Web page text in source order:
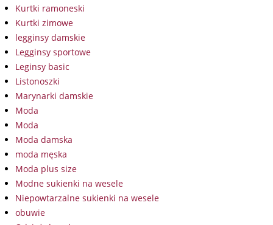
Kurtki ramoneski
Kurtki zimowe
legginsy damskie
Legginsy sportowe
Leginsy basic
Listonoszki
Marynarki damskie
Moda
Moda
Moda damska
moda męska
Moda plus size
Modne sukienki na wesele
Niepowtarzalne sukienki na wesele
obuwie